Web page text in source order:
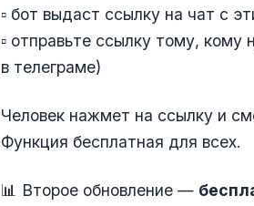
▫️ бот выдаст ссылку на чат с
▫️ отправьте ссылку тому,
в телеграме)
Человек нажмет на ссылку и
Функция бесплатная для всех.
📊 Второе обновление —